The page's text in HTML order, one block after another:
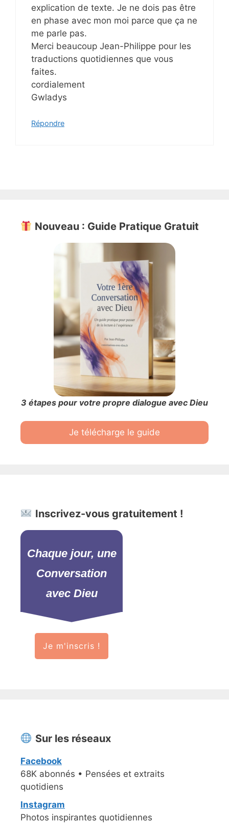
explication de texte. Je ne dois pas être
en phase avec mon moi parce que ça ne
me parle pas.
Merci beaucoup Jean-Philippe pour les
traductions quotidiennes que vous
faites.
cordialement
Gwladys
Répondre
Nouveau : Guide Pratique Gratuit
3 étapes pour votre propre dialogue avec Dieu
Je télécharge le guide
Inscrivez-vous gratuitement !
Chaque jour, une
Conversation
avec Dieu
Je m'inscris !
Sur les réseaux
Facebook
68K abonnés • Pensées et extraits
quotidiens
Instagram
Photos inspirantes quotidiennes